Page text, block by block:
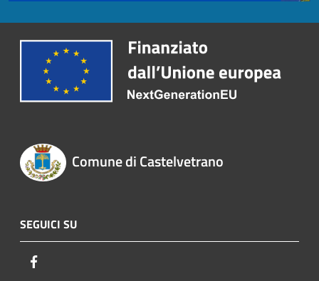
Comune di Castelvetrano
SEGUICI SU